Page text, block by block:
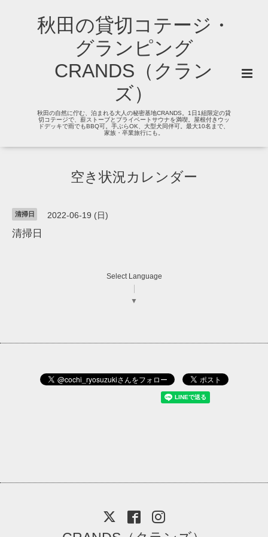
秋田の貸切コテージ・
グランピング
CRANDS（クラン
ズ）
秋田の自然に佇む、泊まれる大人の秘密基地CRANDS。1日1組限定の貸
切コテージで、薪ストーブとプライベートサウナを満喫。屋根付きウッ
ドデッキで雨でもBBQ可。手ぶらOK、大型犬同伴可。最大10名まで、
家族・卒業旅行にも。
空き状況カレンダー
清掃日 2022-06-19 (日)
清掃日
Select Language
▼